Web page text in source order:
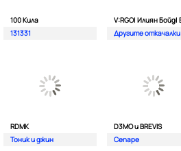
100 Кила
131331
Другите откачалки
RDMK
Тоник и джин
D3MO и BREVIS
Сепаре